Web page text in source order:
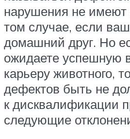
нарушения не имеют
том случае, если
домашний друг. Но
ожидаете успешную
карьеру животного,
дефектов быть не
к дисквалификации
следующие